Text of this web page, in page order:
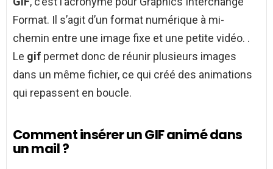
Format. Il s’agit d’un format numérique à mi-
chemin entre une image fixe et une petite vidéo. .
Le gif permet donc de réunir plusieurs images
dans un même fichier, ce qui créé des animations
qui repassent en boucle.
Comment insérer un GIF animé dans
un mail ?